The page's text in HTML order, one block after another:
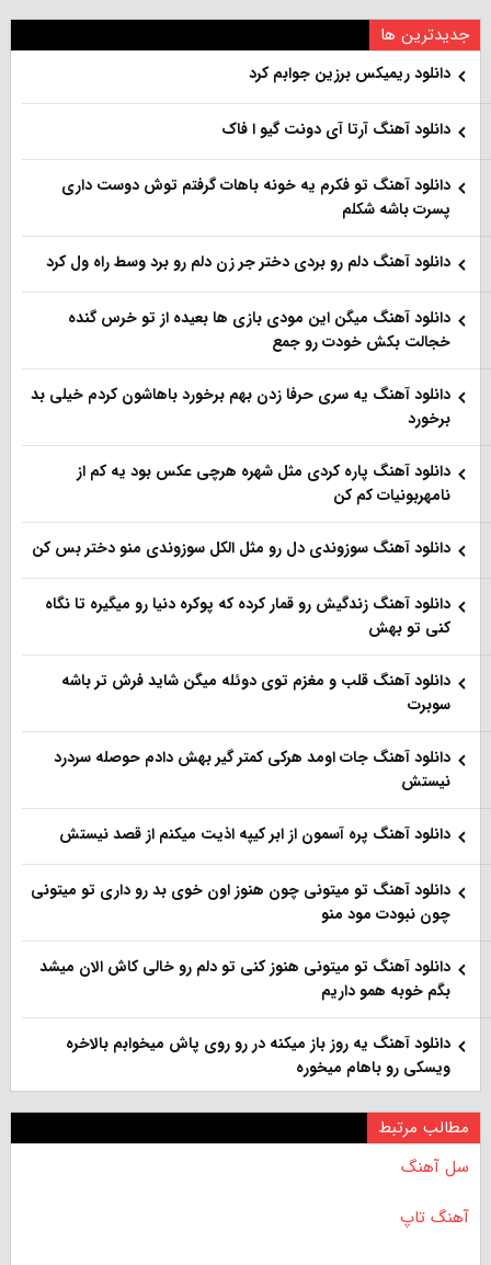
جدیدترین ها
دانلود ریمیکس برزین جوابم کرد
دانلود آهنگ آرتا آی دونت گیو ا فاک
دانلود آهنگ تو فکرم یه خونه باهات گرفتم توش دوست داری
پسرت باشه شکلم
دانلود آهنگ دلم رو بردی دختر جر زن دلم رو برد وسط راه ول کرد
دانلود آهنگ میگن این مودی بازی ها بعیده از تو خرس گنده
خجالت بکش خودت رو جمع
دانلود آهنگ یه سری حرفا زدن بهم برخورد باهاشون کردم خیلی بد
برخورد
دانلود آهنگ پاره کردی مثل شهره هرچی عکس بود یه کم از
نامهربونیات کم کن
دانلود آهنگ سوزوندی دل رو مثل الکل سوزوندی منو دختر بس کن
دانلود آهنگ زندگیش رو قمار کرده که پوکره دنیا رو میگیره تا نگاه
کنی تو بهش
دانلود آهنگ قلب و مغزم توی دوئله میگن شاید فرش تر باشه
سوبرت
دانلود آهنگ جات اومد هرکی کمتر گیر بهش دادم حوصله سردرد
نیستش
دانلود آهنگ پره آسمون از ابر کیپه اذیت میکنم از قصد نیستش
دانلود آهنگ تو میتونی چون هنوز اون خوی بد رو داری تو میتونی
چون نبودت مود منو
دانلود آهنگ تو میتونی هنوز کنی تو دلم رو خالی کاش الان میشد
بگم خوبه همو داریم
دانلود آهنگ یه روز باز‌ میکنه در رو روی پاش میخوابم بالاخره
ویسکی رو باهام میخوره
مطالب مرتبط
سل آهنگ
آهنگ تاپ